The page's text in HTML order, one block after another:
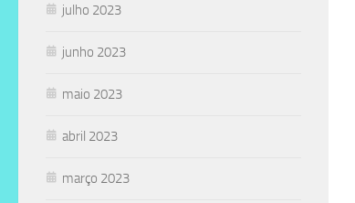
julho 2023
junho 2023
maio 2023
abril 2023
março 2023